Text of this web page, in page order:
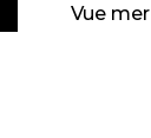
Vue mer